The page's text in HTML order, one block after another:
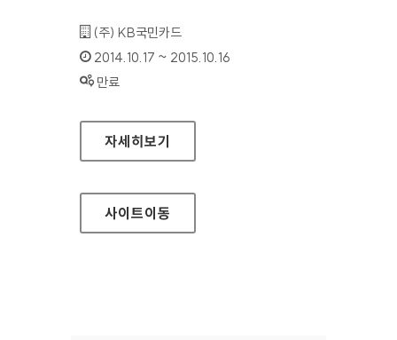
기관명 :
(주) KB국민카드
인증기간 :
2014.10.17 ~ 2015.10.16
상태 :
만료
KB국민카드 법인 홈페이지
자세히보기
사이트이동